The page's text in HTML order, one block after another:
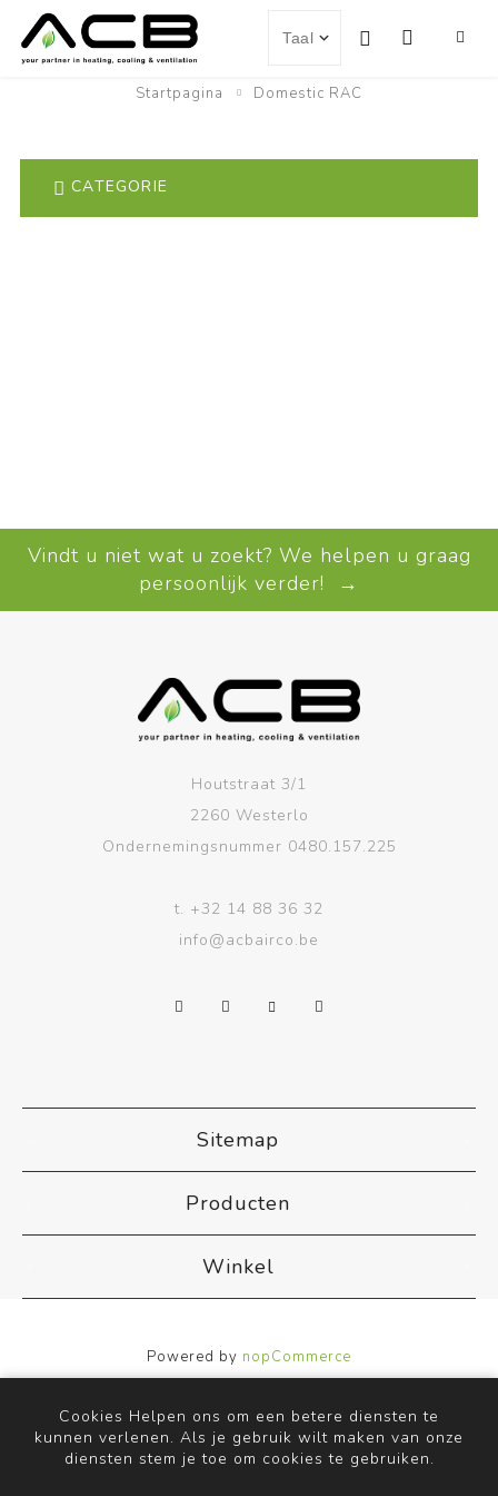
Startpagina Domestic RAC
CATEGORIE
Vindt u niet wat u zoekt? We helpen u graag
persoonlijk verder! →
Houtstraat 3/1
2260 Westerlo
Ondernemingsnummer 0480.157.225
t. +32 14 88 36 32
info@acbairco.be
Sitemap
Producten
Winkel
Powered by nopCommerce
Designed byNop-Templates.com
Copyright ; 2026 ACB Airco. Alle rechten voorbehouden.
Cookies Helpen ons om een betere diensten te
kunnen verlenen. Als je gebruik wilt maken van onze
diensten stem je toe om cookies te gebruiken.